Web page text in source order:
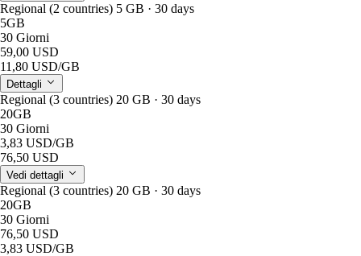
Regional (2 countries) 5 GB · 30 days
5GB
30 Giorni
59,00 USD
11,80 USD/GB
Dettagli
Regional (3 countries) 20 GB · 30 days
20GB
30 Giorni
3,83 USD/GB
76,50 USD
Vedi dettagli
Regional (3 countries) 20 GB · 30 days
20GB
30 Giorni
76,50 USD
3,83 USD/GB